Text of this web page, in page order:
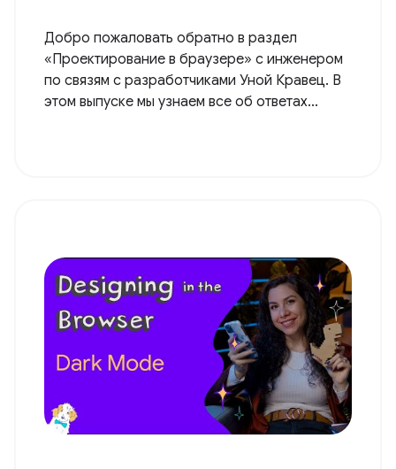
Добро пожаловать обратно в раздел
«Проектирование в браузере» с инженером
по связям с разработчиками Уной Кравец. В
этом выпуске мы узнаем все об ответах...